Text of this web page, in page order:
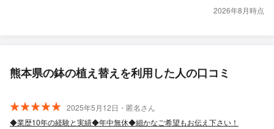
2026年8月時点
熊本県の鉢の植え替えを利用した人の口コミ
2025年5月12日・匿名さん
◆業歴10年の経験と実績◆年中無休◆細かなご希望もお伝え下さい！